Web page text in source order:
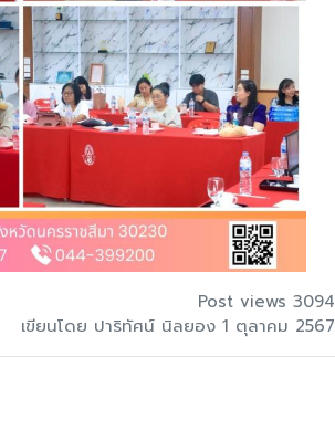
Post views 3094
เขียนโดย ปาริทัศน์ นิลยอง 1 ตุลาคม 2567